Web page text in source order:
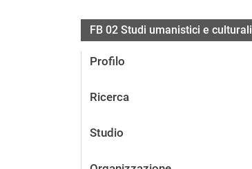
FB 02 Studi umanistici e culturali
Profilo
Ricerca
Studio